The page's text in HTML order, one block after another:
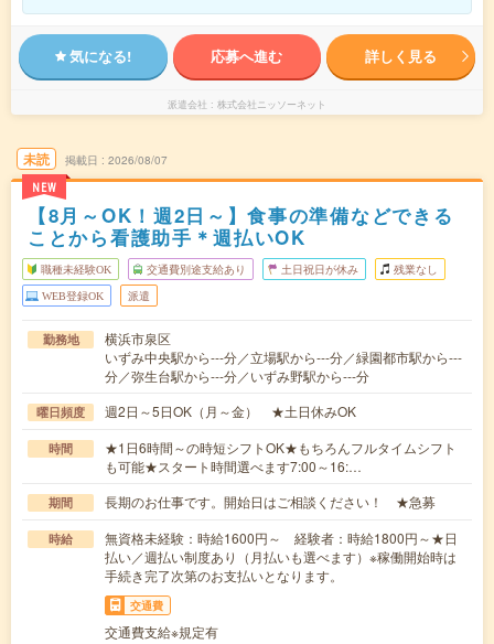
気になる! 応募へ進む 詳しく見る
派遣会社 株式会社ニッソーネット
未読
NEW
掲載日 2026/08/07
【8月～OK！週2日～】食事の準備などできる
ことから看護助手＊週払いOK
職種未経験OK 交通費別途支給あり 土日祝日が休み 残業なし
WEB登録OK 派遣
勤務地
横浜市泉区
いずみ中央駅から---分／立場駅から---分／緑園都市駅から---
分／弥生台駅から---分／いずみ野駅から---分
曜日頻度 週2日～5日OK（月～金） ★土日休みOK
時間
★1日6時間～の時短シフトOK★もちろんフルタイムシフト
も可能★スタート時間選べます7:00～16:…
期間 長期のお仕事です。開始日はご相談ください！ ★急募
時給
無資格未経験：時給1600円～ 経験者：時給1800円～★日
払い／週払い制度あり（月払いも選べます）※稼働開始時は
手続き完了次第のお支払いとなります。
交通費
交通費支給※規定有